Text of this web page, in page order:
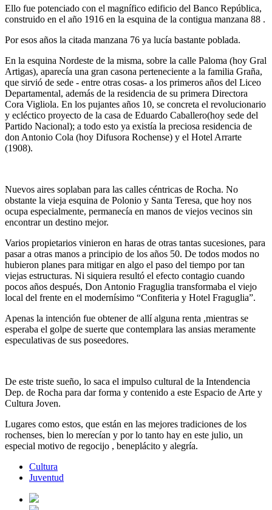
Ello fue potenciado con el magnífico edificio del Banco República,
construido en el año 1916 en la esquina de la contigua manzana 88 .
Por esos años la citada manzana 76 ya lucía bastante poblada.
En la esquina Nordeste de la misma, sobre la calle Paloma (hoy Gral
Artigas), aparecía una gran casona perteneciente a la familia Graña,
que sirvió de sede - entre otras cosas- a los primeros años del Liceo
Departamental, además de la residencia de su primera Directora
Cora Vigliola. En los pujantes años 10, se concreta el revolucionario
y ecléctico proyecto de la casa de Eduardo Caballero(hoy sede del
Partido Nacional); a todo esto ya existía la preciosa residencia de
don Antonio Cola (hoy Difusora Rochense) y el Hotel Arrarte
(1908).
Nuevos aires soplaban para las calles céntricas de Rocha. No
obstante la vieja esquina de Polonio y Santa Teresa, que hoy nos
ocupa especialmente, permanecía en manos de viejos vecinos sin
encontrar un destino mejor.
Varios propietarios vinieron en haras de otras tantas sucesiones, para
pasar a otras manos a principio de los años 50. De todos modos no
hubieron planes para mitigar en algo el paso del tiempo por tan
viejas estructuras. Ni siquiera resultó el efecto contagio cuando
pocos años después, Don Antonio Fraguglia transformaba el viejo
local del frente en el modernísimo “Confiteria y Hotel Fraguglia”.
Apenas la intención fue obtener de allí alguna renta ,mientras se
esperaba el golpe de suerte que contemplara las ansias meramente
especulativas de sus poseedores.
De este triste sueño, lo saca el impulso cultural de la Intendencia
Dep. de Rocha para dar forma y contenido a este Espacio de Arte y
Cultura Joven.
Lugares como estos, que están en las mejores tradiciones de los
rochenses, bien lo merecían y por lo tanto hay en este julio, un
especial motivo de regocijo , beneplácito y alegría.
Cultura
Juventud